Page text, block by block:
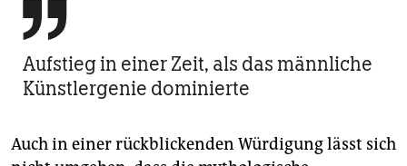

Aufstieg in einer Zeit, als das männliche
Künstlergenie dominierte
Auch in einer rückblickenden Würdigung lässt sich